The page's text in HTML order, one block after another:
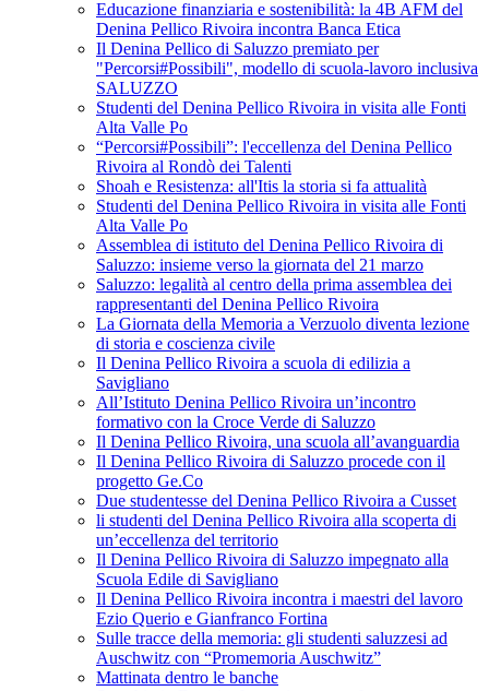
Educazione finanziaria e sostenibilità: la 4B AFM del
Denina Pellico Rivoira incontra Banca Etica
Il Denina Pellico di Saluzzo premiato per
"Percorsi#Possibili", modello di scuola-lavoro inclusiva
SALUZZO
Studenti del Denina Pellico Rivoira in visita alle Fonti
Alta Valle Po
“Percorsi#Possibili”: l'eccellenza del Denina Pellico
Rivoira al Rondò dei Talenti
Shoah e Resistenza: all'Itis la storia si fa attualità
Studenti del Denina Pellico Rivoira in visita alle Fonti
Alta Valle Po
Assemblea di istituto del Denina Pellico Rivoira di
Saluzzo: insieme verso la giornata del 21 marzo
Saluzzo: legalità al centro della prima assemblea dei
rappresentanti del Denina Pellico Rivoira
La Giornata della Memoria a Verzuolo diventa lezione
di storia e coscienza civile
Il Denina Pellico Rivoira a scuola di edilizia a
Savigliano
All’Istituto Denina Pellico Rivoira un’incontro
formativo con la Croce Verde di Saluzzo
Il Denina Pellico Rivoira, una scuola all’avanguardia
Il Denina Pellico Rivoira di Saluzzo procede con il
progetto Ge.Co
Due studentesse del Denina Pellico Rivoira a Cusset
li studenti del Denina Pellico Rivoira alla scoperta di
un’eccellenza del territorio
Il Denina Pellico Rivoira di Saluzzo impegnato alla
Scuola Edile di Savigliano
Il Denina Pellico Rivoira incontra i maestri del lavoro
Ezio Querio e Gianfranco Fortina
Sulle tracce della memoria: gli studenti saluzzesi ad
Auschwitz con “Promemoria Auschwitz”
Mattinata dentro le banche